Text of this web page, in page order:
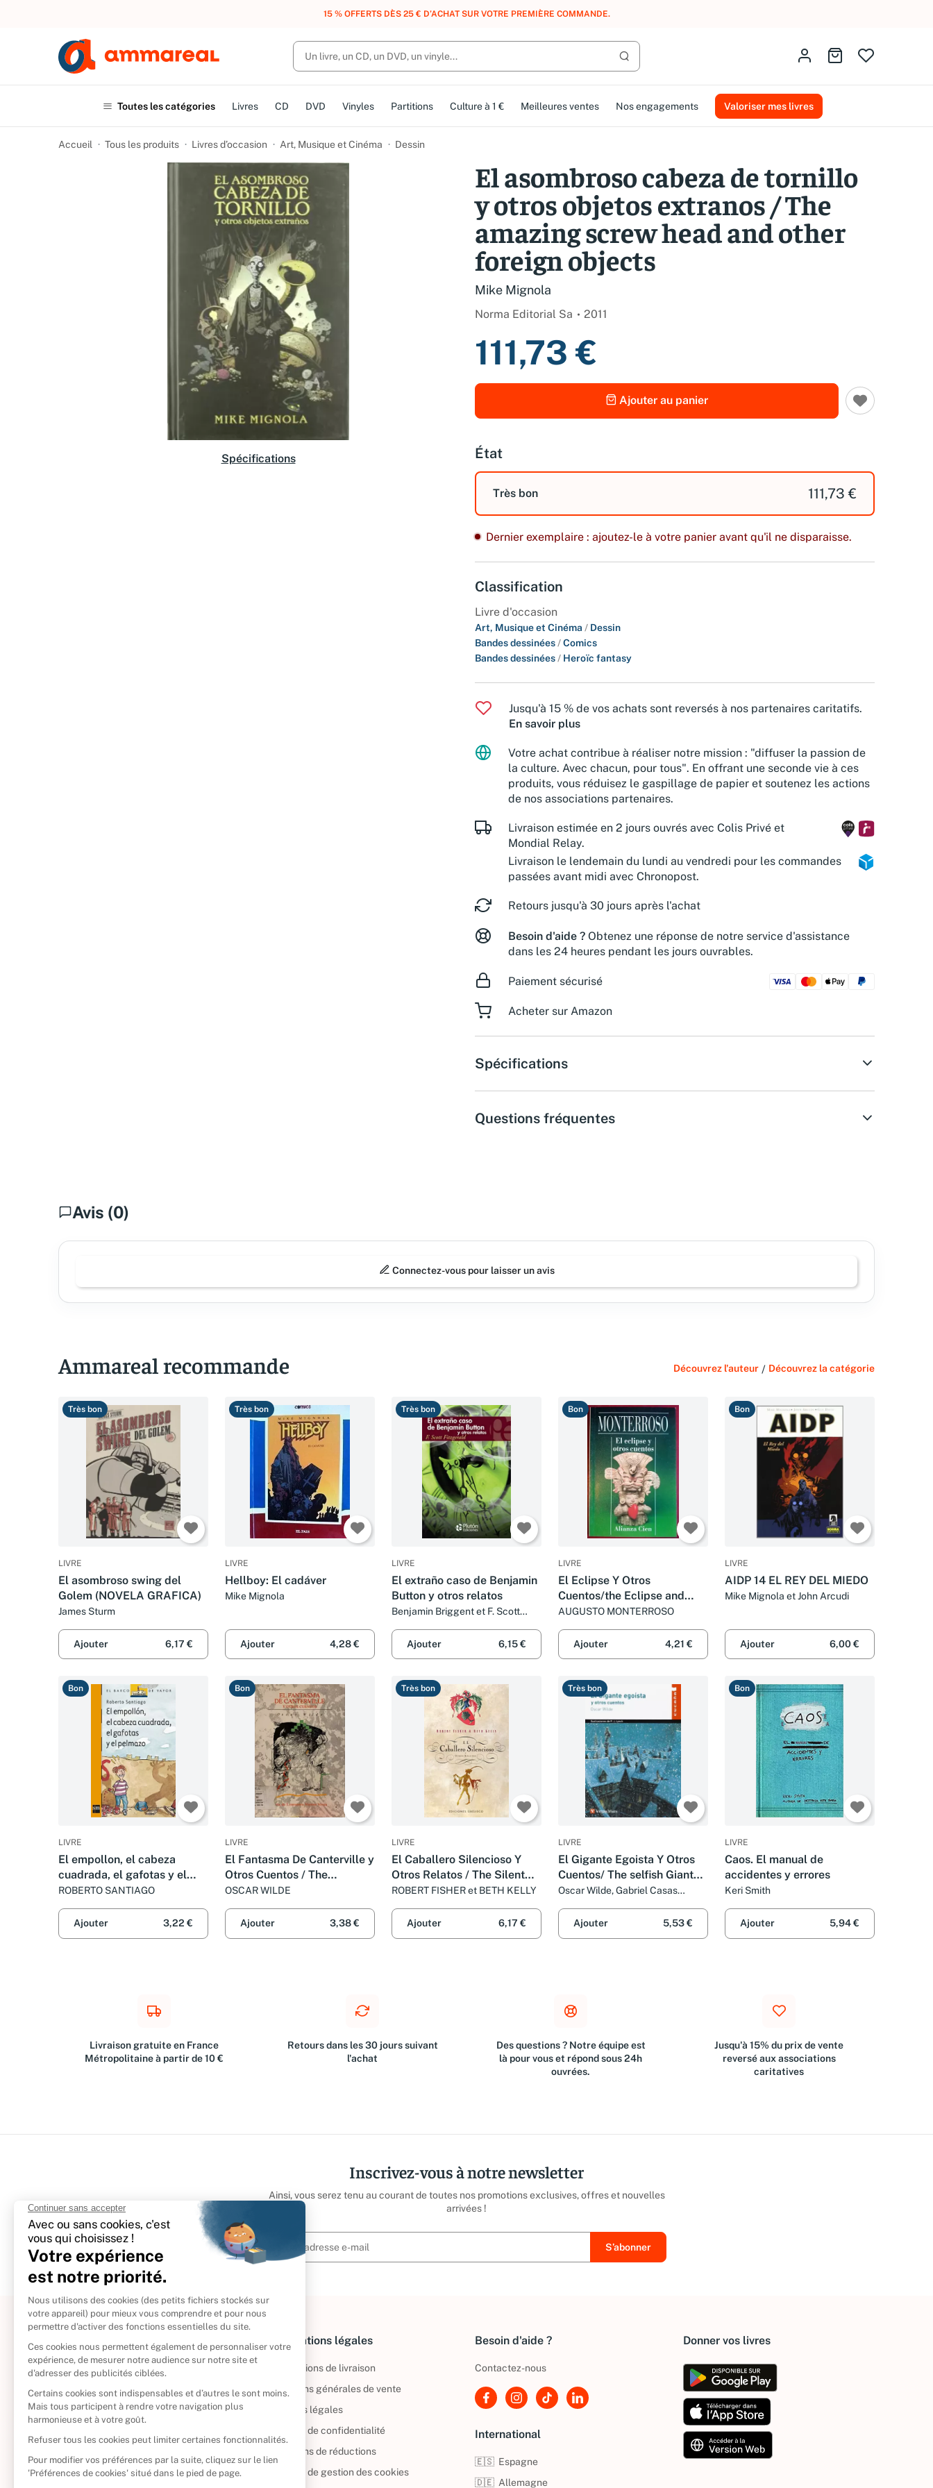
UN ACHAT, DES POINTS, DES RÉCOMPENSES :REJOIGNEZ GRATUITEMENT LE CLUB AMMAREAL.
Lancer la recherche
Identifiez-vousAller au panier
Toutes les catégories Livres CD DVD Vinyles Partitions Culture à 1 € Meilleures ventes Nos engagements Valoriser mes livres
Accueil Tous les produits Livres d’occasion Art, Musique et Cinéma Dessin
Spécifications
El asombroso cabeza de tornillo
y otros objetos extranos / The
amazing screw head and other
foreign objects
Mike Mignola
Norma Editorial Sa 2011
111,73 €
Ajouter au panier
État
Très bon 111,73 €
Dernier exemplaire : ajoutez-le à votre panier avant qu'il ne disparaisse.
Classification
Livre d'occasion
Art, Musique et Cinéma / Dessin
Bandes dessinées /Comics
Bandes dessinées / Heroïc fantasy
Jusqu'à 15 % de vos achats sont reversés à nos partenaires caritatifs.
En savoir plus
Votre achat contribue à réaliser notre mission : "diffuser la passion de
la culture. Avec chacun, pour tous". En offrant une seconde vie à ces
produits, vous réduisez le gaspillage de papier et soutenez les actions
de nos associations partenaires.
Livraison estimée en 2 jours ouvrés avec Colis Privé et
Mondial Relay.
Livraison le lendemain du lundi au vendredi pour les commandes
passées avant midi avec Chronopost.
Retours jusqu'à 30 jours après l'achat
Besoin d'aide ? Obtenez une réponse de notre service d'assistance
dans les 24 heures pendant les jours ouvrables.
Paiement sécurisé
Acheter sur Amazon
Spécifications
Questions fréquentes
Avis (0)
Connectez-vous pour laisser un avis
Ammareal recommande Découvrez l'auteur / Découvrez la catégorie
Très bon
LIVRE
El asombroso swing del
Golem (NOVELA GRAFICA)
James Sturm
Ajouter 6,17 €
Très bon
LIVRE
Hellboy: El cadáver
Mike Mignola
Ajouter 4,28 €
Très bon
LIVRE
El extraño caso de Benjamin
Button y otros relatos
Benjamin Briggent et F. Scott
Ajouter
6,15 €
Bon
LIVRE
El Eclipse Y Otros
Cuentos/the Eclipse and
Other Stories
AUGUSTO MONTERROSO
Ajouter 4,21 €
Bon
LIVRE
AIDP 14 EL REY DEL MIEDO
Mike Mignola et John Arcudi
Ajouter 6,00 €
Bon
LIVRE
El empollon, el cabeza
cuadrada, el gafotas y el
pelmazo / The Nerd, the
Square Head, the Four Eyes
and the Bore
ROBERTO SANTIAGO
Ajouter 3,22 €
Bon
LIVRE
El Fantasma De Canterville y
Otros Cuentos / The
Canterville Ghost and other
Stories
OSCAR WILDE
Ajouter 3,38 €
Très bon
LIVRE
El Caballero Silencioso Y
Otros Relatos / The Silent
Knight And Other Articles
ROBERT FISHER et BETH KELLY
Ajouter 6,17 €
Très bon
LIVRE
El Gigante Egoista Y Otros
Cuentos/ The selfish Giant
and other stories
Oscar Wilde, Gabriel Casas
Julio Cesar Santoyo Mediavilla,
Gabriel Casas Torrego et P. J.
Ajouter 5,53 €
Bon
LIVRE
Caos. El manual de
accidentes y errores
Keri Smith
Ajouter 5,94 €
Livraison gratuite en France
Métropolitaine à partir de 10 €
Retours dans les 30 jours suivant
l'achat
Des questions ? Notre équipe est
là pour vous et répond sous 24h
ouvrées.
Jusqu'à 15% du prix de vente
reversé aux associations
caritatives
Inscrivez-vous à notre newsletter
Ainsi, vous serez tenu au courant de toutes nos promotions exclusives, offres et nouvelles
arrivées !
À propos
Politique de retour
Reprendre vos livres
Qui sommes-nous ?
CD d'occasion
Informations légales
Informations de livraison
Conditions générales de vente
Mentions légales
Politique de confidentialité
Conditions de réductions
Politique de gestion des cookies
Besoin d'aide ?
Contactez-nous
International
🇪🇸 Espagne
🇩🇪 Allemagne
Donner vos livres